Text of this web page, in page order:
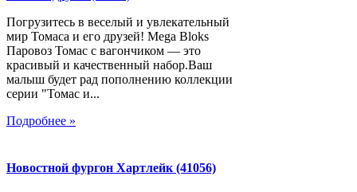
Погрузитесь в веселый и увлекательный
мир Томаса и его друзей! Mega Bloks
Паровоз Томас с вагончиком — это
красивый и качественный набор.Ваш
малыш будет рад пополнению коллекции
серии "Томас и...
Подробнее »
Новостной фургон Хартлейк (41056)